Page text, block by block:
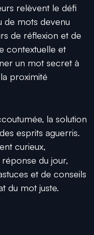
relèvent le défi
de mots devenu
de réflexion et de
contextuelle et
un mot secret à
proximité
la solution
esprits aguerris.
curieux,
du jour,
et de conseils
du mot juste.